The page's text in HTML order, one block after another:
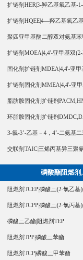
扩链剂HER|3-羟乙基氧乙基-
聚四亚甲基醚二醇双对氨基苯
扩链剂MOEA|4,4'-亚甲基双
固化剂扩链剂MDEA|4,4'-亚
扩链剂固化剂MMEA|4,4'-亚
3-氯-3’-乙基－4，4’-二氨基
交联剂TAIC|三烯丙基异三聚
磷酸酯阻燃剂
阻燃剂TCEP|磷酸三(2-氯乙基
阻燃剂TCPP|磷酸三(2-氯丙基
磷酸三乙酯|阻燃剂TEP
阻燃剂TPP|磷酸三苯酯
阻燃剂TCP|磷酸三甲苯酯